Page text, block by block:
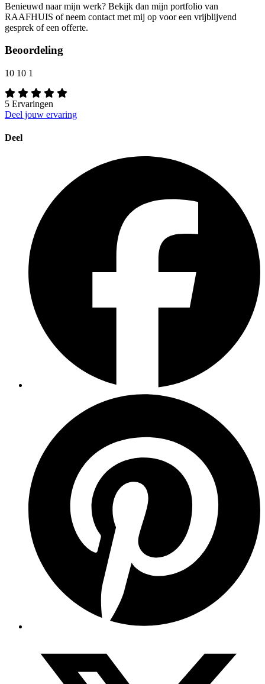
Benieuwd naar mijn werk? Bekijk dan mijn portfolio van
RAAFHUIS of neem contact met mij op voor een vrijblijvend
gesprek of een offerte.
Beoordeling
10 10 1
5 Ervaringen
Deel jouw ervaring
Deel